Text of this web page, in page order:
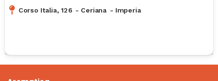
Corso Italia, 126 - Ceriana - Imperia